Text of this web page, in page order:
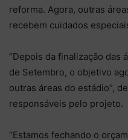
reforma. Agora, outras
recebem cuidados
“Depois da finalização das
de Setembro, o objetivo
outras áreas do estádio”,
responsáveis pelo projeto.
“Estamos fechando o